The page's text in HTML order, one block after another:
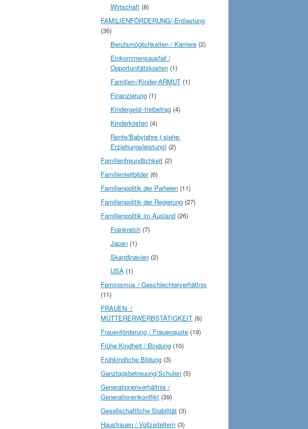
Wirtschaft(8)
FAMILIENFÖRDERUNG/-Entlastung
(36)
Berufsmöglichkeiten / Karriere(2)
Einkommensausfall /
Opportunitätskosten(1)
Familien-/Kinder-ARMUT(1)
Finanzierung(1)
Kindergeld/-freibetrag(4)
Kinderkosten(4)
Rente/Babyjahre ( siehe:
Erziehungsleistung)(2)
Familienfreundlichkeit (2)
Familienleitbilder(6)
Familienpolitik der Parteien (11)
Familienpolitik der Regierung (27)
Familienpolitik im Ausland (26)
Frankreich(7)
Japan(1)
Skandinavien(2)
USA(1)
Feminismus / Geschlechterverhältnis
(11)
FRAUEN- /
MÜTTERERWERBSTÄTIGKEIT (6)
Frauenförderung / Frauenquote (19)
Frühe Kindheit / Bindung (10)
Frühkindliche Bildung (3)
Ganztagsbetreuung/Schulen (5)
Generationenverhältnis /
Generationenkonflikt (39)
Gesellschaftliche Stabilität (3)
Hausfrauen / Vollzeiteltern (3)